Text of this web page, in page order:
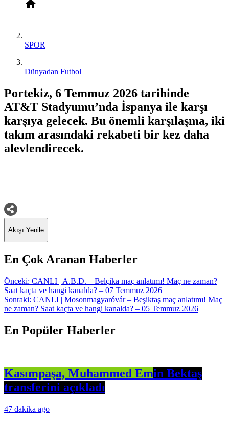
SPOR
Dünyadan Futbol
Portekiz, 6 Temmuz 2026 tarihinde
AT&T Stadyumu’nda İspanya ile karşı
karşıya gelecek. Bu önemli karşılaşma, iki
takım arasındaki rekabeti bir kez daha
alevlendirecek.
Akışı Yenile
En Çok Aranan Haberler
Yazı
gezinmesi
Önceki: CANLI | A.B.D. – Belçika maç anlatımı! Maç ne zaman?
Saat kaçta ve hangi kanalda? – 07 Temmuz 2026
Sonraki: CANLI | Mosonmagyaróvár – Beşiktaş maç anlatımı! Maç
ne zaman? Saat kaçta ve hangi kanalda? – 05 Temmuz 2026
En Popüler Haberler
Kasımpaşa, Muhammed Emin Bektaş
transferini açıkladı
47 dakika ago